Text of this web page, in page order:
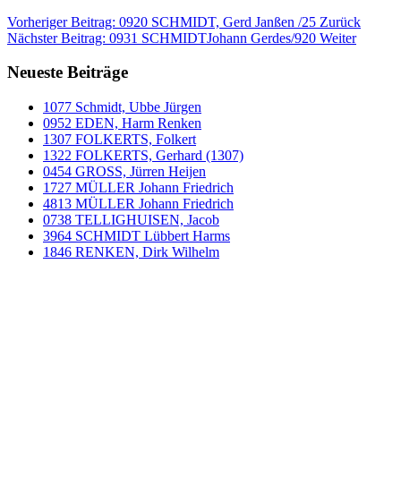
Vorheriger Beitrag: 0920 SCHMIDT, Gerd Janßen /25 Zurück
Nächster Beitrag: 0931 SCHMIDTJohann Gerdes/920 Weiter
Neueste Beiträge
1077 Schmidt, Ubbe Jürgen
0952 EDEN, Harm Renken
1307 FOLKERTS, Folkert
1322 FOLKERTS, Gerhard (1307)
0454 GROSS, Jürren Heijen
1727 MÜLLER Johann Friedrich
4813 MÜLLER Johann Friedrich
0738 TELLIGHUISEN, Jacob
3964 SCHMIDT Lübbert Harms
1846 RENKEN, Dirk Wilhelm